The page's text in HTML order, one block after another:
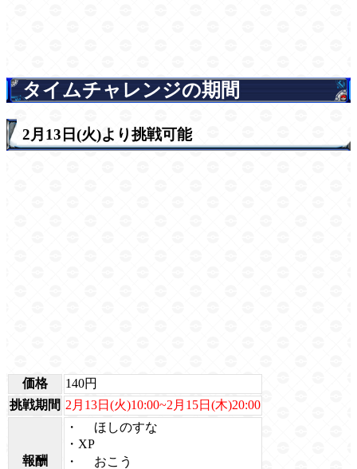
タイムチャレンジの期間
2月13日(火)より挑戦可能
価格
140円
挑戦期間 2月13日(火)10:00~2月15日(木)20:00
報酬
・
ほしのすな
・XP
・
おこう